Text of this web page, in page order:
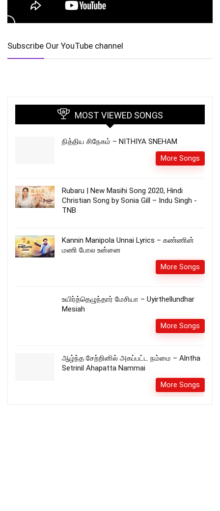
Subscribe Our YouTube channel
MOST VIEWED SONGS
நித்திய சிநேகம் – NITHIYA SNEHAM
More Songs
Rubaru | New Masihi Song 2020, Hindi
Christian Song by Sonia Gill – Indu Singh -
TNB
Kannin Manipola Unnai Lyrics – கண்ணின்
மணி போல உன்னை
More Songs
உயிர்த்தெழுந்தார் மேசியா – Uyirthellundhar
Mesiah
More Songs
ஆழ்ந்த சேற்றினில் அகப்பட்ட நம்மை – Alntha
Setrinil Ahapatta Nammai
More Songs